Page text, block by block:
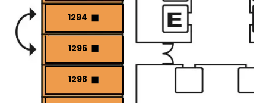
1294
1296
1298